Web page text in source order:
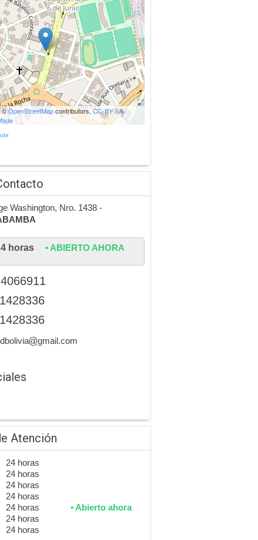
©OpenStreetMapcontributors,CC-BY-SA,
Washington, Nro. 1438 -
horas • ABIERTO AHORA
4066911
gmail.com
Atención
24 horas
24 horas
24 horas
24 horas
24 horas
• Abierto ahora
24 horas
24 horas